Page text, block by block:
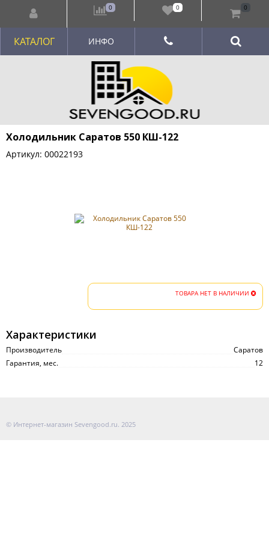
КАТАЛОГ ИНФО
Холодильник Саратов 550 КШ-122
Артикул: 00022193
ТОВАРА НЕТ В НАЛИЧИИ
Характеристики
Производитель
Саратов
Гарантия, мес.
12
© Интернет-магазин Sevengood.ru. 2025
0 0 0